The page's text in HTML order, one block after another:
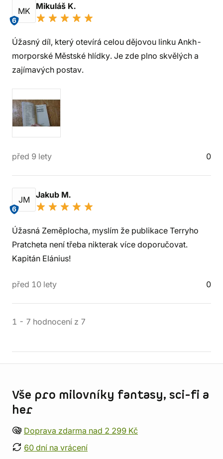
MK
6
Mikuláš K.
Úžasný díl, který otevírá celou dějovou linku Ankh-
morporské Městské hlídky. Je zde plno skvělých a
zajímavých postav.
před 9 lety 0
JM
6
Jakub M.
Úžasná Zeměplocha, myslím že publikace Terryho
Pratcheta není třeba nikterak více doporučovat.
Kapitán Elánius!
před 10 lety 0
1 - 7 hodnocení z 7
Vše pro milovníky fantasy, sci-fi a
her
Doprava zdarma nad 2 299 Kč
60 dní na vrácení